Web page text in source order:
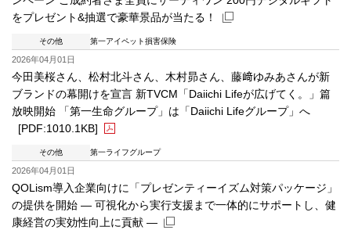
をプレゼント&抽選で豪華景品が当たる！
その他 第一アイペット損害保険
新規ウィンドウを開きます
2026年04月01日
今田美桜さん、松村北斗さん、木村昴さん、藤﨑ゆみあさんが新
ブランドの幕開けを宣言 新TVCM「Daiichi Lifeが広げてく。」篇
放映開始 「第一生命グループ」は「Daiichi Lifeグループ」へ
[PDF:1010.1KB]
その他 第一ライフグループ
PDFファイルが新規ウィンドウで開きます
2026年04月01日
QOLism導入企業向けに「プレゼンティーイズム対策パッケージ」
の提供を開始 ― 可視化から実行支援まで一体的にサポートし、健
康経営の実効性向上に貢献 ―